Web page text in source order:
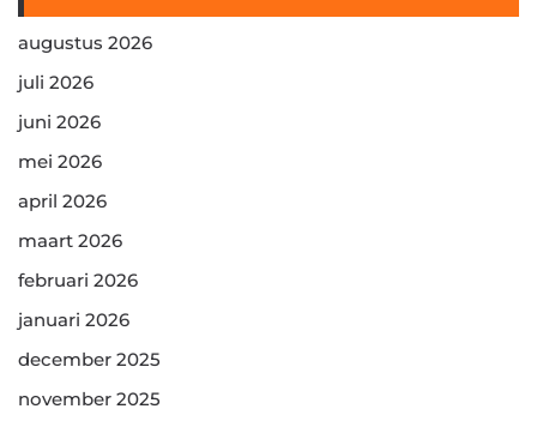
augustus 2026
juli 2026
juni 2026
mei 2026
april 2026
maart 2026
februari 2026
januari 2026
december 2025
november 2025